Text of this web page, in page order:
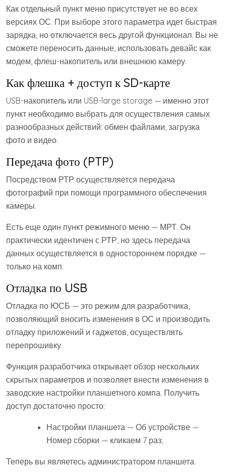
Как отдельный пункт меню присутствует не во всех
версиях ОС. При выборе этого параметра идет быстрая
зарядка, но отключается весь другой функционал. Вы не
сможете переносить данные, использовать девайс как
модем, флеш-накопитель или внешнюю камеру.​
Как флешка + доступ к SD-карте
USB-накопитель или USB-large storage — именно этот
пункт необходимо выбрать для осуществления самых
разнообразных действий: обмен файлами, загрузка
фото и видео.
Передача фото (PTP)
Посредством РТР осуществляется передача
фотографий при помощи программного обеспечения
камеры.
Есть еще один пункт режимного меню — МРТ. Он
практически идентичен с РТР, но здесь передача
данных осуществляется в одностороннем порядке —
только на комп.
Отладка по USB
Отладка по ЮСБ — это режим для разработчика,
позволяющий вносить изменения в ОС и производить
отладку приложений и гаджетов, осуществлять
перепрошивку.
Функция разработчика открывает обзор нескольких
скрытых параметров и позволяет внести изменения в
заводские настройки планшетного компа. Получить
доступ достаточно просто:
Настройки планшета — Об устройстве —
Номер сборки — кликаем 7 раз;
Теперь вы являетесь администратором планшета.